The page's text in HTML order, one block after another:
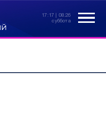
17:17 | 08.26
суббота